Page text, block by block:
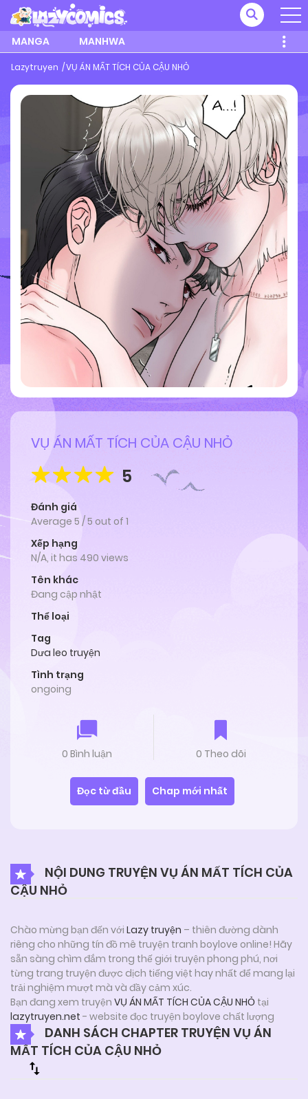
MANGA MANHWA
Lazytruyen VỤ ÁN MẤT TÍCH CỦA CẬU NHỎ
VỤ ÁN MẤT TÍCH CỦA CẬU NHỎ
5
Đánh giá
Average 5 /5 out of 1
Xếp hạng
N/A, it has 490 views
Tên khác
Đang cập nhật
Thể loại
Tag
Dưa leo truyện
Tình trạng
ongoing
0 Bình luận 0 Theo dõi
Đọc từ đầu Chap mới nhất
NỘI DUNG TRUYỆN VỤ ÁN MẤT TÍCH CỦA
CẬU NHỎ
Chào mừng bạn đến với Lazy truyện – thiên đường dành
riêng cho những tín đồ mê truyện tranh boylove online! Hãy
sẵn sàng chìm đắm trong thế giới truyện phong phú, nơi
từng trang truyện được dịch tiếng việt hay nhất để mang lại
trải nghiệm mượt mà và đầy cảm xúc.
Bạn đang xem truyện VỤ ÁN MẤT TÍCH CỦA CẬU NHỎ tại
lazytruyen.net - website đọc truyện boylove chất lượng
DANH SÁCH CHAPTER TRUYỆN VỤ ÁN
MẤT TÍCH CỦA CẬU NHỎ